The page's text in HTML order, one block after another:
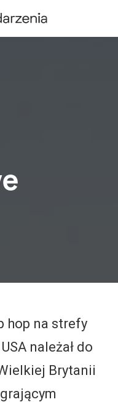
hop na strefy
należał do
Brytanii